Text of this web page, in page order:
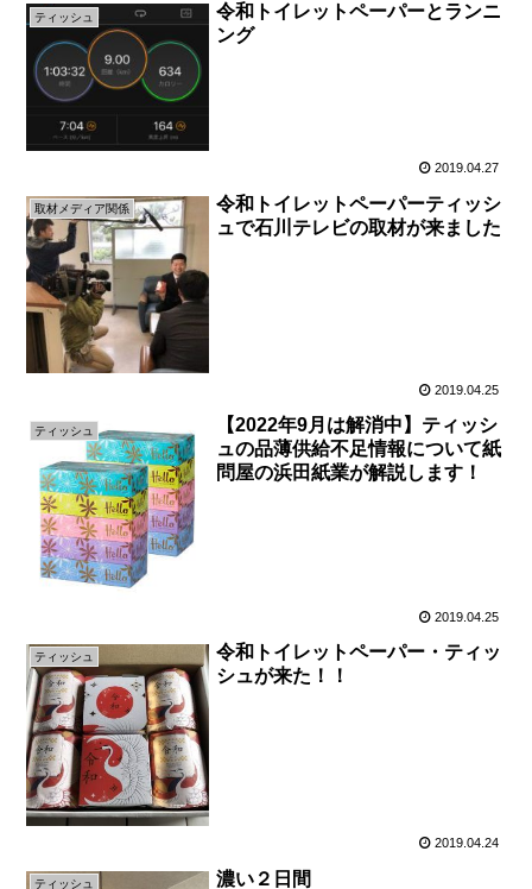
ティッシュ
令和トイレットペーパーとランニ
ング
2019.04.27
取材メディア関係
令和トイレットペーパーティッシ
ュで石川テレビの取材が来ました
2019.04.25
ティッシュ
【2022年9月は解消中】ティッシ
ュの品薄供給不足情報について紙
問屋の浜田紙業が解説します！
2019.04.25
ティッシュ
令和トイレットペーパー・ティッ
シュが来た！！
2019.04.24
ティッシュ 濃い２日間